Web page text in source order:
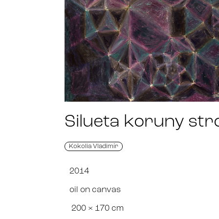
Silueta koruny
Kokolia Vladimír
2014
oil on canvas
200 × 170 cm